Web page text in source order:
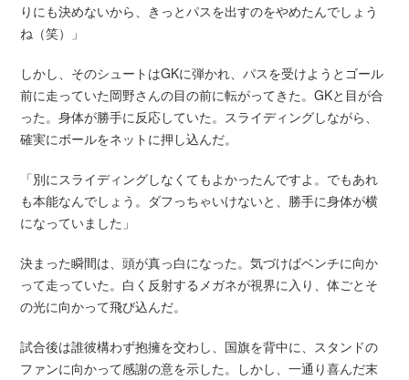
りにも決めないから、きっとパスを出すのをやめたんでしょう
ね（笑）」
しかし、そのシュートはGKに弾かれ、パスを受けようとゴール
前に走っていた岡野さんの目の前に転がってきた。GKと目が合
った。身体が勝手に反応していた。スライディングしながら、
確実にボールをネットに押し込んだ。
「別にスライディングしなくてもよかったんですよ。でもあれ
も本能なんでしょう。ダフっちゃいけないと、勝手に身体が横
になっていました」
決まった瞬間は、頭が真っ白になった。気づけばベンチに向か
って走っていた。白く反射するメガネが視界に入り、体ごとそ
の光に向かって飛び込んだ。
試合後は誰彼構わず抱擁を交わし、国旗を背中に、スタンドの
ファンに向かって感謝の意を示した。しかし、一通り喜んだ末